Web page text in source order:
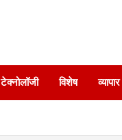
टेक्नोलॉजी विशेष व्यापार